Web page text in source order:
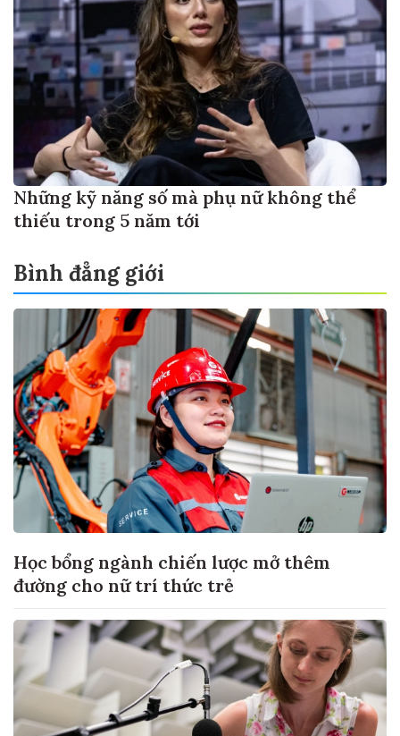
Những kỹ năng số mà phụ nữ không thể
thiếu trong 5 năm tới
Bình đẳng giới
Học bổng ngành chiến lược mở thêm
đường cho nữ trí thức trẻ